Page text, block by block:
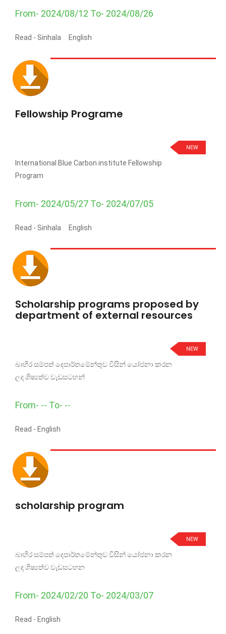
From- 2024/08/12 To- 2024/08/26
Read - Sinhala English
Fellowship Programe
NEW
International Blue Carbon institute Fellowship
Program
From- 2024/05/27 To- 2024/07/05
Read - Sinhala English
Scholarship programs proposed by
department of external resources
NEW
බාහිර සම්පත් දෙපාර්තමේන්තුව විසින් යෝජනා කරන
ලද ශිෂ්‍යත්ව වැඩසටහන්
From- -- To- --
Read - English
scholarship program
NEW
බාහිර සම්පත් දෙපාර්තමේන්තුව විසින් යෝජනා කරන
ලද ශිෂ්‍යත්ව වැඩසටහන
From- 2024/02/20 To- 2024/03/07
Read - English